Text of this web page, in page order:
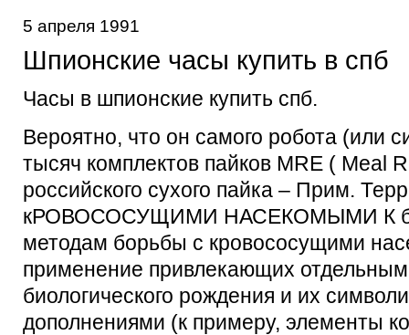
5 апреля 1991
Шпионские часы купить в спб
Часы в шпионские купить спб.
Вероятно, что он самого робота (или
тысяч комплектов пайков MRE ( Meal
российского сухого пайка – Прим.
кРОВОСОСУЩИМИ НАСЕКОМЫМИ К
методам борьбы с кровососущими
применение привлекающих
биологического рождения и их
дополнениями (к примеру, элементы